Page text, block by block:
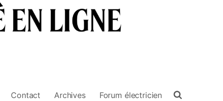
Contact Archives Forum électricien